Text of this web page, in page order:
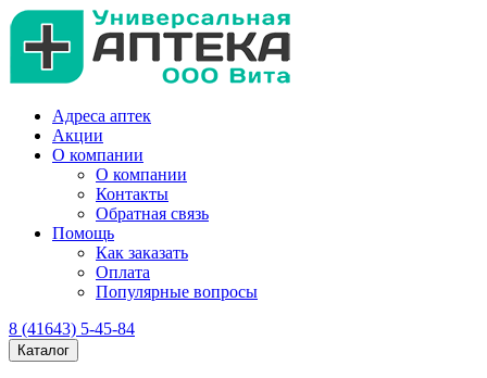
Адреса аптек
Акции
О компании
О компании
Контакты
Обратная связь
Помощь
Как заказать
Оплата
Популярные вопросы
8 (41643) 5-45-84
Каталог